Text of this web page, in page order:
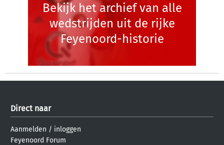
Bekijk het archief van alle
wedstrijden uit de rijke
Feyenoord-historie
Direct naar
Aanmelden / inloggen
Feyenoord Forum